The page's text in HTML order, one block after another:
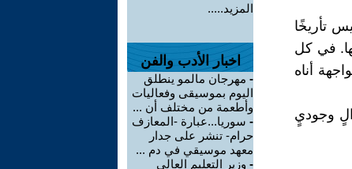
تأريخًا
في كل
أناه
وجوديٍ
المزيد.....
اخبار الأدب والفن
- مهرجان مالمو ينطلق
اليوم بموسيقى وفعاليات
وأطعمة من مختلف أن ...
- سوريا...عبارة -المعازف
حرام- تنشر على جدار
معهد موسيقي في دم ...
- وزير التعليم العالي